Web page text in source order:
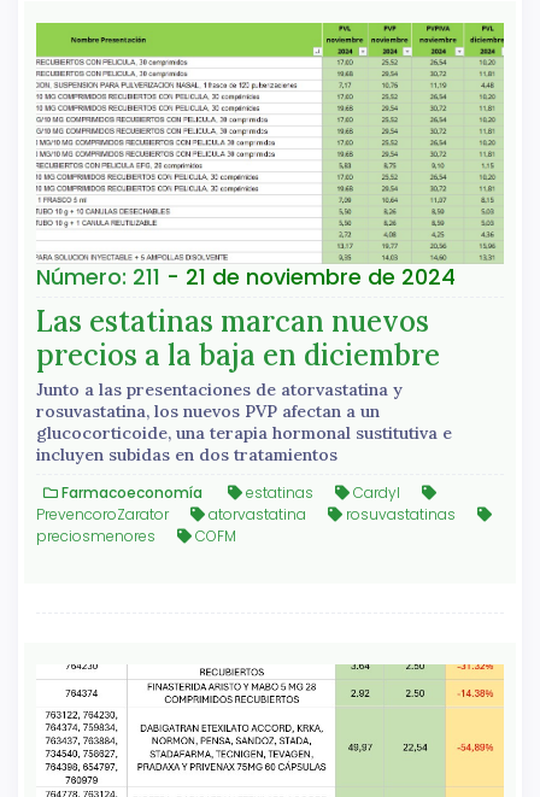
Número: 211 - 21 de noviembre de 2024
Las estatinas marcan nuevos
precios a la baja en diciembre
Junto a las presentaciones de atorvastatina y
rosuvastatina, los nuevos PVP afectan a un
glucocorticoide, una terapia hormonal sustitutiva e
incluyen subidas en dos tratamientos
Farmacoeconomía estatinas
Cardyl
PrevencoroZarator
atorvastatina
rosuvastatinas
preciosmenores
COFM